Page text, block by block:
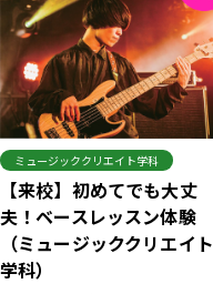
ミュージッククリエイト学科
【来校】初めてでも大丈
夫！ベースレッスン体験
（ミュージッククリエイト
学科）